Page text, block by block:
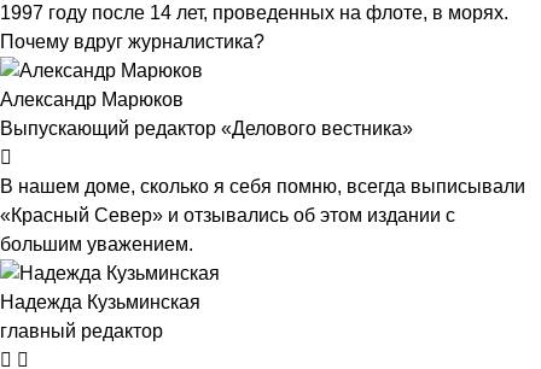
1997 году после 14 лет, проведенных на флоте, в морях.
Почему вдруг журналистика?
Александр Марюков
Выпускающий редактор «Делового вестника»
В нашем доме, сколько я себя помню, всегда выписывали
«Красный Север» и отзывались об этом издании с
большим уважением.
Надежда Кузьминская
главный редактор